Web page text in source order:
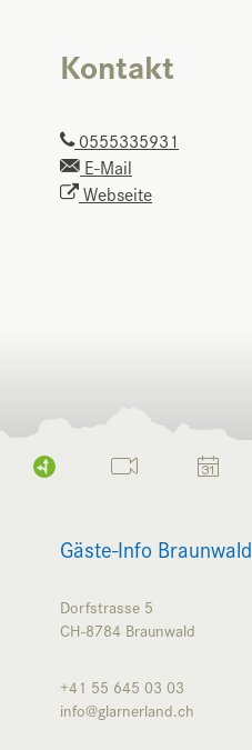
Kontakt
0555335931
E-Mail
Webseite
Gäste-Info Braunwald
Dorfstrasse 5
CH-8784 Braunwald
+41 55 645 03 03
info@glarnerland.ch